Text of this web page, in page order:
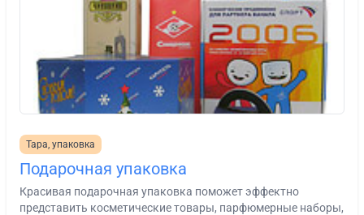
Тара, упаковка
Подарочная упаковка
Красивая подарочная упаковка поможет эффектно
представить косметические товары, парфюмерные наборы,